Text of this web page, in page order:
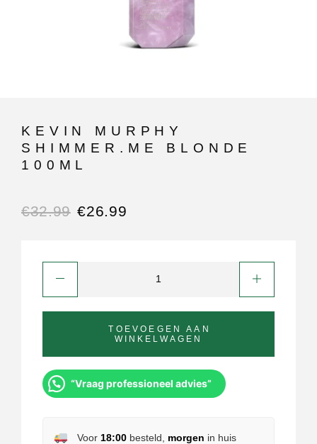
KEVIN MURPHY
SHIMMER.ME BLONDE
100ML
€32.99 €26.99
TOEVOEGEN AAN
WINKELWAGEN
“Vraag professioneel advies”
Voor 18:00besteld, morgen in huis